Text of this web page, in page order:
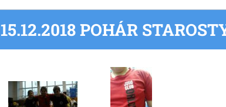
15.12.2018 POHÁR